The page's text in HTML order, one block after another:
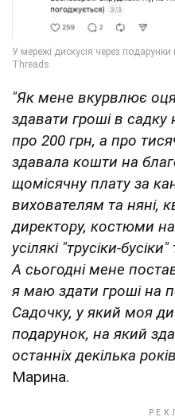
"Як мене вкурвлює
здавати гроші в садку
про 200 грн, а про
здавала кошти на
щомісячну плату за
вихователям та няні,
директору, костюми
усілякі "трусіки-
А сьогодні мене
я маю здати гроші на
Садочку, у який моя
подарунок, на який
останніх декілька
Марина.